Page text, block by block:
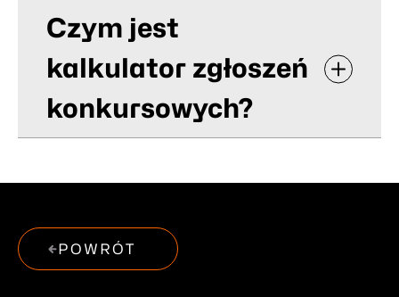
Czym jest
kalkulator zgłoszeń
konkursowych?
POWRÓT